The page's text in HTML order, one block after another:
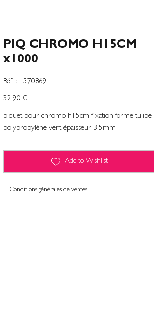
PIQ CHROMO H15CM
x1000
Réf. :
SKU
1570869
1570869
Prix
32,90 €
piquet pour chromo h15cm fixation forme tulipe
polypropylène vert épaisseur 3.5mm
Add to Wishlist
Conditions générales de ventes